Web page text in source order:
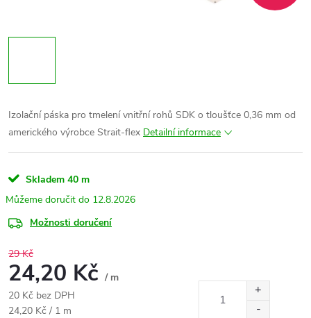
Izolační páska pro tmelení vnitřní rohů SDK o tloušťce 0,36 mm od
amerického výrobce Strait-flex Detailní informace
Skladem 40 m
12.8.2026
Možnosti doručení
29 Kč
24,20 Kč / m
20 Kč bez DPH
Měrná
24,20 Kč / 1 m